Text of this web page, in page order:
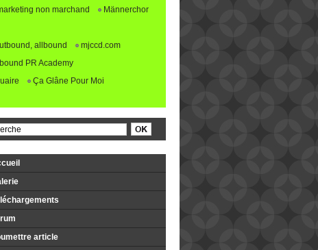
non marchand
Männerchor
allbound
mjccd.com
PR Academy
Ça Glâne Pour Moi
article